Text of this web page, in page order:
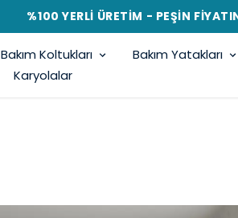
%100 YERLİ ÜRETİM - PEŞİN
Bakım Koltukları Bakım Yatakları
Karyolalar